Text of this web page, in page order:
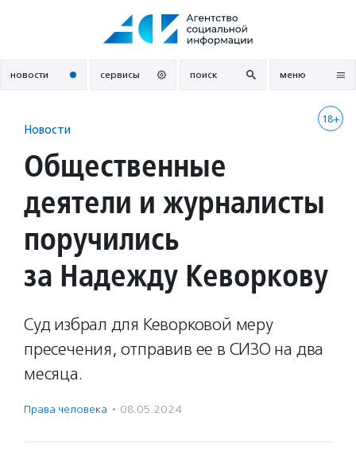
новости сервисы поиск меню
18+
Новости
Общественные
деятели и журналисты
поручились
за Надежду Кеворкову
Суд избрал для Кеворковой меру
пресечения, отправив ее в СИЗО на два
месяца.
Права человека · 08.05.2024